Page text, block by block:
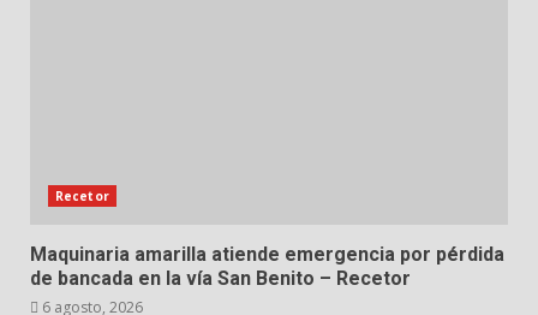
Recetor
Maquinaria amarilla atiende emergencia por pérdida
de bancada en la vía San Benito – Recetor
6 agosto, 2026